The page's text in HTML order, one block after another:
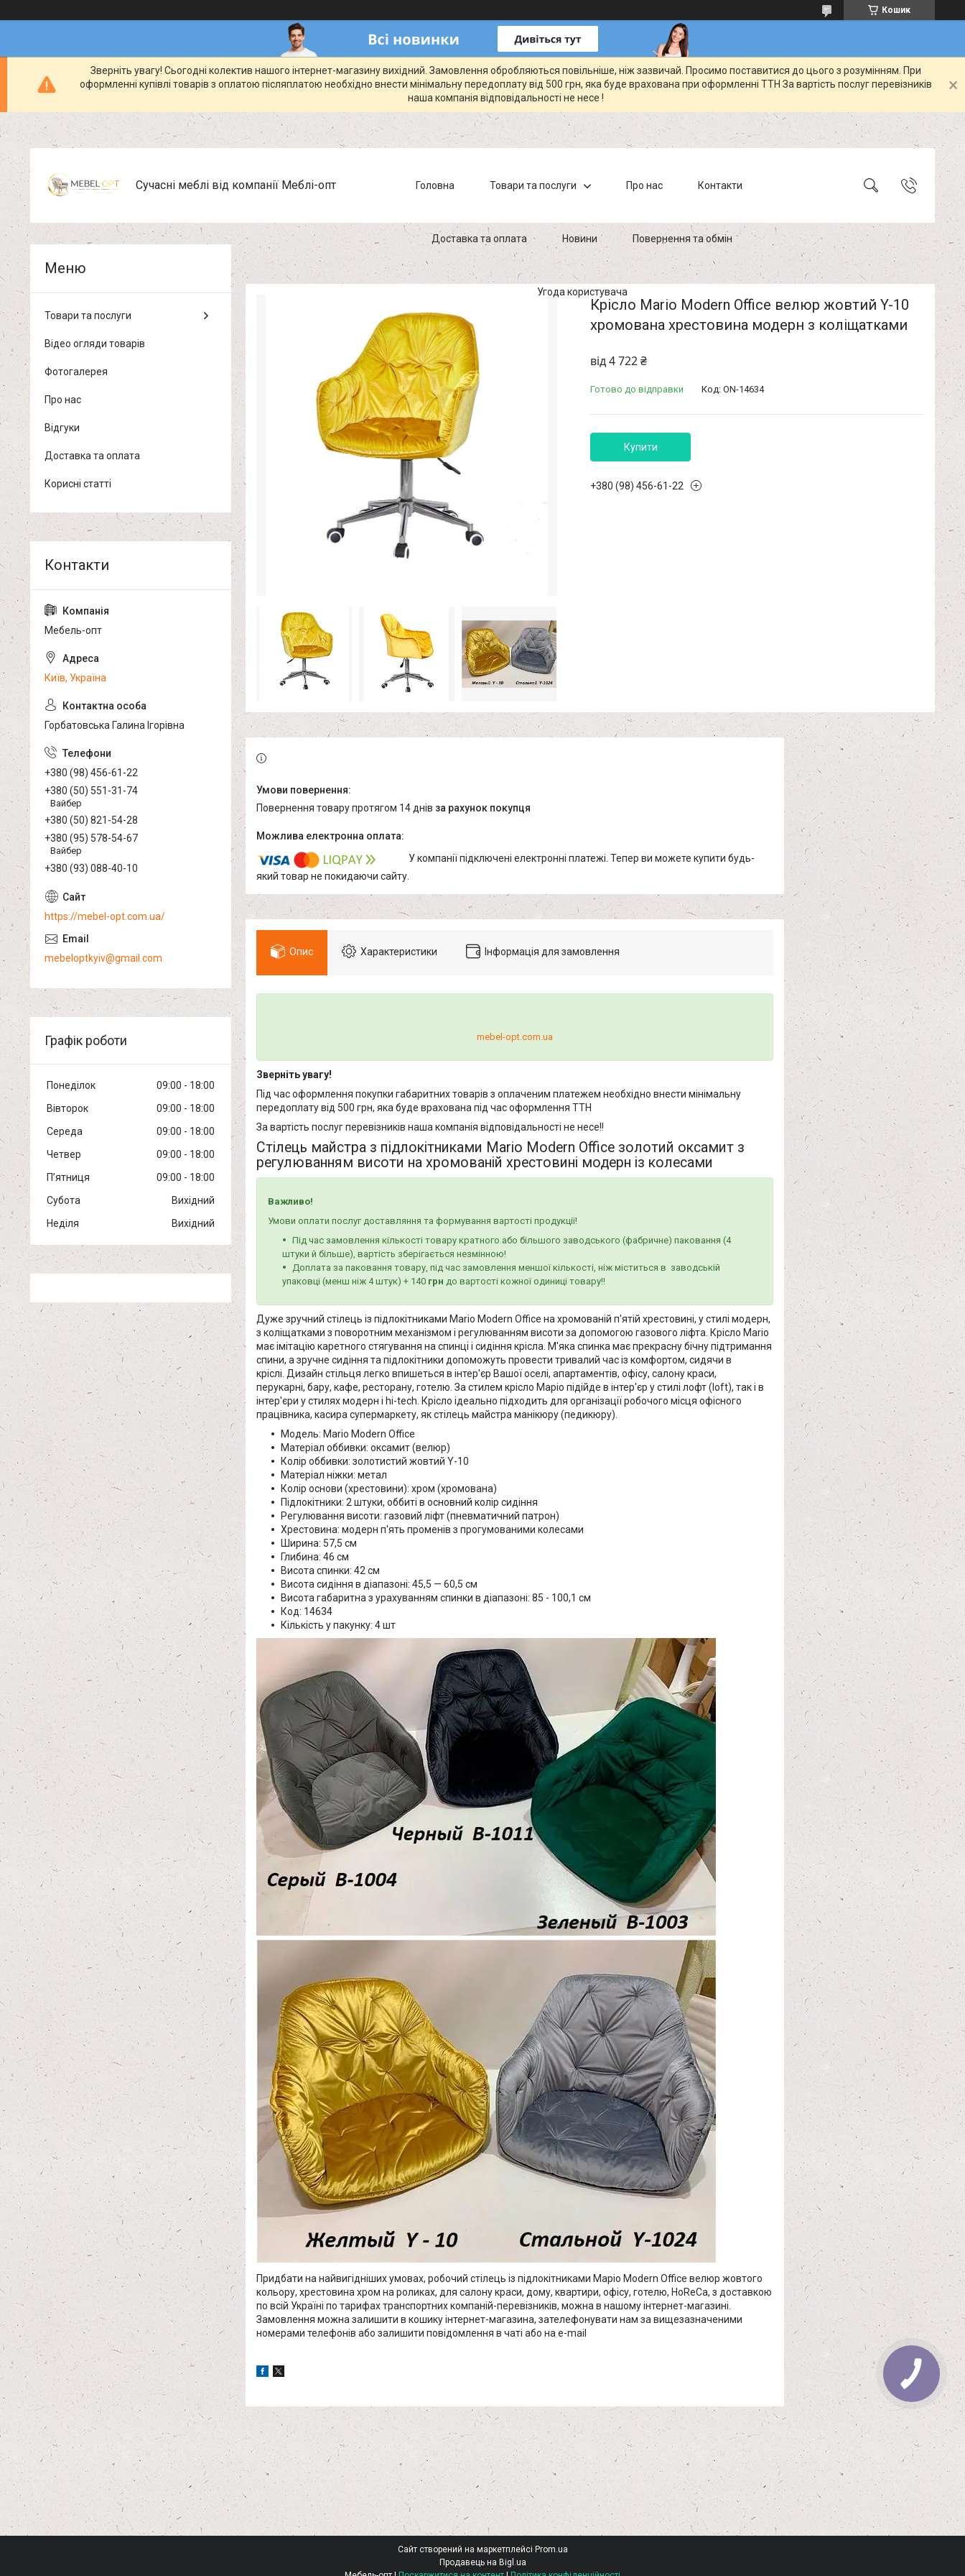
Кошик
Зверніть увагу! Сьогодні колектив нашого інтернет-магазину вихідний. Замовлення обробляються повільніше, ніж зазвичай. Просимо поставитися до цього з розумінням. При
оформленні купівлі товарів з оплатою післяплатою необхідно внести мінімальну передоплату від 500 грн, яка буде врахована при оформленні ТТН За вартість послуг перевізників
наша компанія відповідальності не несе !
Сучасні меблі від компанії Меблі-опт Головна Товари та послуги Про нас Контакти
Доставка та оплата Новини Повернення та обмін
Угода користувача
Крісло Mario Modern Office велюр жовтий Y-10
хромована хрестовина модерн з коліщатками
від4 722 ₴
Готово до відправки Код: ON-14634
Купити
+380 (98) 456-61-22
повернення товару протягом 14 днів за рахунок покупця
У компанії підключені електронні платежі. Тепер ви можете купити будь-
який товар не покидаючи сайту.
Опис Характеристики Інформація для замовлення
mebel-opt.com.ua
Зверніть увагу!
Під час оформлення покупки габаритних товарів з оплаченим платежем необхідно внести мінімальну
передоплату від 500 грн, яка буде врахована під час оформлення ТТН
За вартість послуг перевізників наша компанія відповідальності не несе!!
Стілець майстра з підлокітниками Mario Modern Office золотий оксамит з
регулюванням висоти на хромованій хрестовині модерн із колесами
Важливо!
Умови оплати послуг доставляння та формування вартості продукції!
Під час замовлення кількості товару кратного або більшого заводського (фабричне) паковання (4
штуки й більше), вартість зберігається незмінною!
Доплата за паковання товару, під час замовлення меншої кількості, ніж міститься в заводській
упаковці (менш ніж 4 штук) + 140 грн до вартості кожної одиниці товару!!
Дуже зручний стілець із підлокітниками Mario Modern Office на хромованій п'ятій хрестовині, у стилі модерн,
з коліщатками з поворотним механізмом і регулюванням висоти за допомогою газового ліфта. Крісло Mario
має імітацію каретного стягування на спинці і сидіння крісла. М'яка спинка має прекрасну бічну підтримання
спини, а зручне сидіння та підлокітники допоможуть провести тривалий час із комфортом, сидячи в
кріслі. Дизайн стільця легко впишеться в інтер'єр Вашої оселі, апартаментів, офісу, салону краси,
перукарні, бару, кафе, ресторану, готелю. За стилем крісло Маріо підійде в інтер'єр у стилі лофт (loft), так і в
інтер'єри у стилях модерн і hi-tech. Крісло ідеально підходить для організації робочого місця офісного
працівника, касира супермаркету, як стілець майстра манікюру (педикюру).
Модель: Mario Modern Office
Матеріал оббивки: оксамит (велюр)
Колір оббивки: золотистий жовтий Y-10
Матеріал ніжки: метал
Колір основи (хрестовини): хром (хромована)
Підлокітники: 2 штуки, оббиті в основний колір сидіння
Регулювання висоти: газовий ліфт (пневматичний патрон)
Хрестовина: модерн п'ять променів з прогумованими колесами
Ширина: 57,5 см
Глибина: 46 см
Висота спинки: 42 см
Висота сидіння в діапазоні: 45,5 — 60,5 см
Висота габаритна з урахуванням спинки в діапазоні: 85 - 100,1 см
Код: 14634
Кількість у пакунку: 4 шт
Придбати на найвигідніших умовах, робочий стілець із підлокітниками Маріо Modern Office велюр жовтого
кольору, хрестовина хром на роликах, для салону краси, дому, квартири, офісу, готелю, HoReCa, з доставкою
по всій Україні по тарифах транспортних компаній-перевізників, можна в нашому інтернет-магазині.
Замовлення можна залишити в кошику інтернет-магазина, зателефонувати нам за вищезазначеними
номерами телефонів або залишити повідомлення в чаті або на e-mail
Товари та послуги
Відео огляди товарів
Фотогалерея
Про нас
Відгуки
Доставка та оплата
Корисні статті
Мебель-опт
Київ, Україна
Горбатовська Галина Ігорівна
+380 (98) 456-61-22
+380 (50) 551-31-74
Вайбер
+380 (50) 821-54-28
+380 (95) 578-54-67
Вайбер
+380 (93) 088-40-10
https://mebel-opt.com.ua/
mebeloptkyiv@gmail.com
Графік роботи
Понеділок 09:00
18:00
Вівторок
09:00
18:00
Середа
09:00
18:00
Четвер
09:00
18:00
Пʼятниця
09:00
18:00
Субота
Вихідний
Неділя
Вихідний
Сайт створений на маркетплейсі Prom.ua
Продавець на Bigl.ua